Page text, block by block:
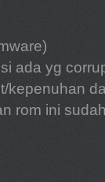
ada yg
kepenuhan
rom ini